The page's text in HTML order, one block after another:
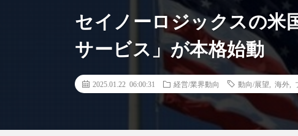
セイノーロジックスの米
サービス」が本格始動
2025.01.22 06:00:31 経営/業界動向 動向/展望 海外